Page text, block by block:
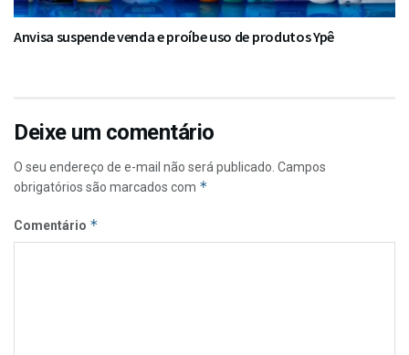
Anvisa suspende venda e proíbe uso de produtos Ypê
Deixe um comentário
O seu endereço de e-mail não será publicado. Campos
obrigatórios são marcados com *
Comentário *